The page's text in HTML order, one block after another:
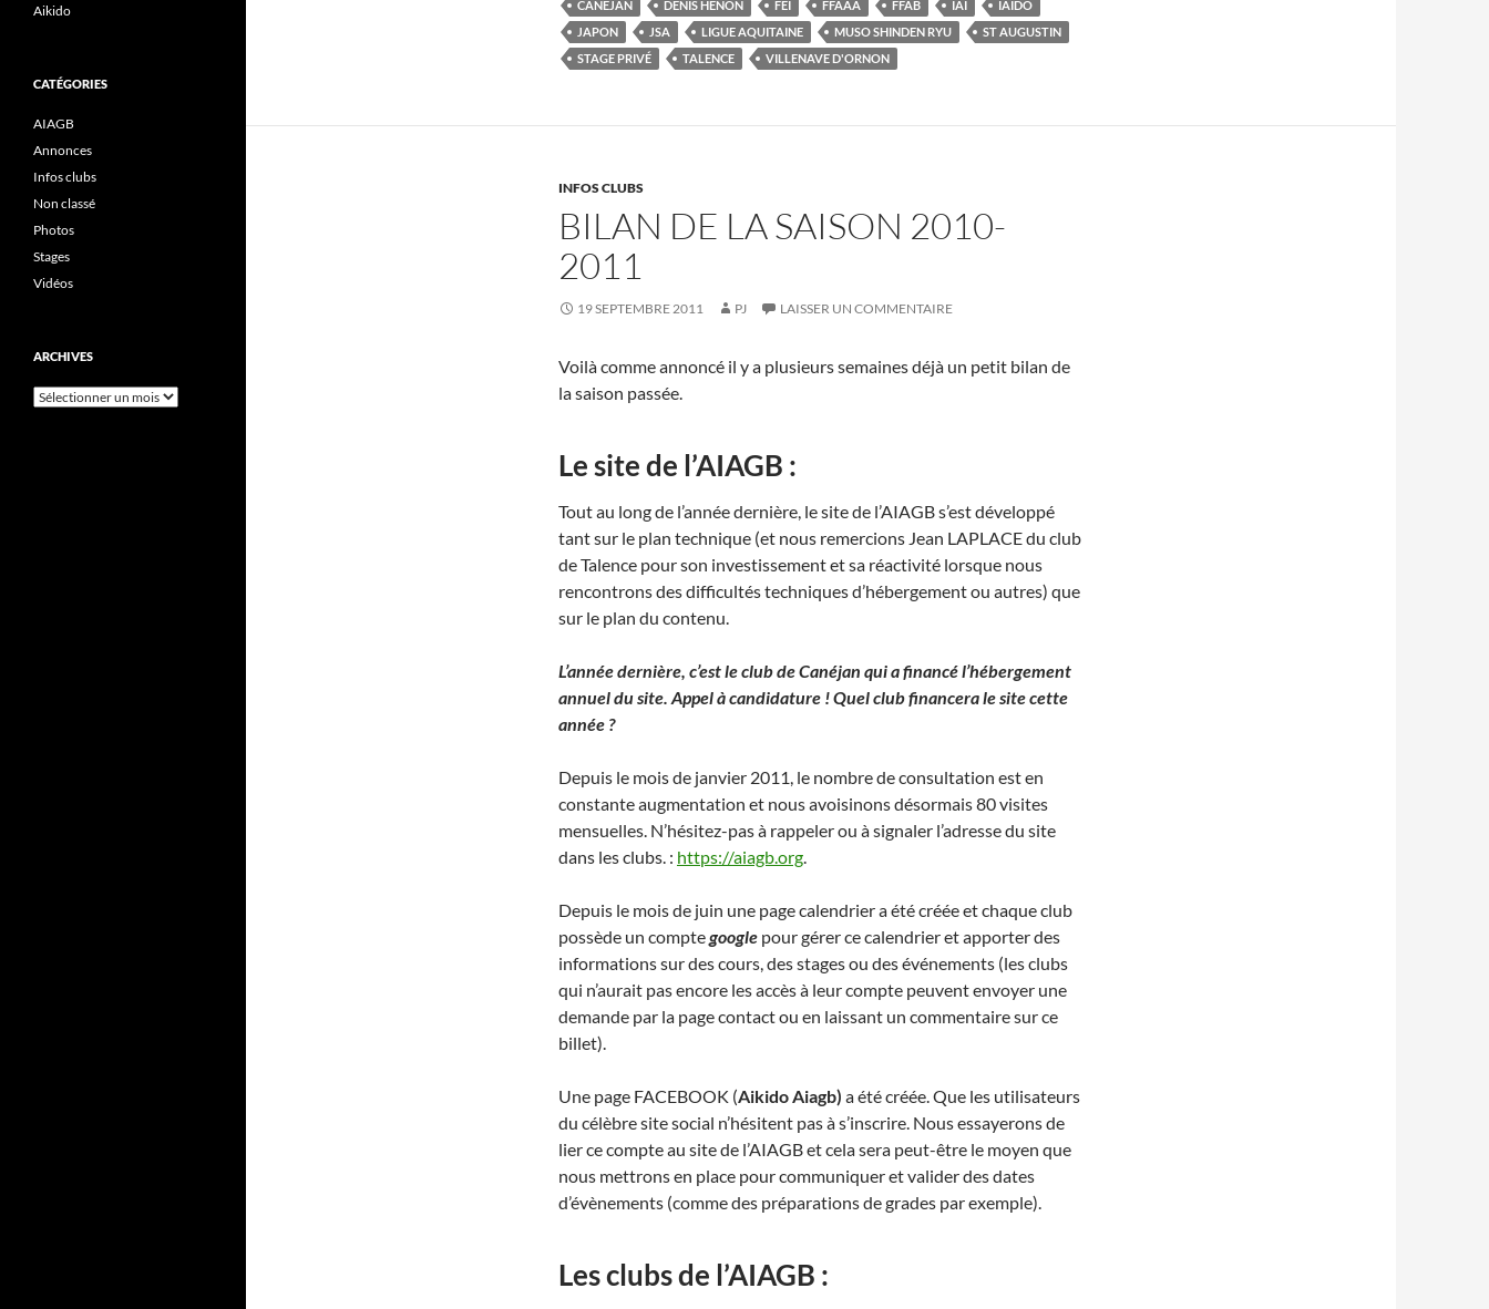
CANÉJAN DENIS HENON FEI FFAAA FFAB IAI
IAIDO
JAPON
JSA LIGUE AQUITAINE MUSO SHINDEN RYU
ST AUGUSTIN
STAGE PRIVÉ
TALENCE VILLENAVE D'ORNON
INFOS CLUBS
BILAN DE LA SAISON 2010-
2011
19 SEPTEMBRE 2011 PJ LAISSER UN COMMENTAIRE
Voilà comme annoncé il y a plusieurs semaines déjà un petit bilan de
la saison passée.
Le site de l’AIAGB :
Tout au long de l’année dernière, le site de l’AIAGB s’est développé
tant sur le plan technique (et nous remercions Jean LAPLACE du club
de Talence pour son investissement et sa réactivité lorsque nous
rencontrons des difficultés techniques d’hébergement ou autres) que
sur le plan du contenu.
L’année dernière, c’est le club de Canéjan qui a financé l’hébergement
annuel du site. Appel à candidature ! Quel club financera le site cette
année ?
Depuis le mois de janvier 2011, le nombre de consultation est en
constante augmentation et nous avoisinons désormais 80 visites
mensuelles. N’hésitez-pas à rappeler ou à signaler l’adresse du site
dans les clubs. : https://aiagb.org.
Depuis le mois de juin une page calendrier a été créée et chaque club
possède un comptegoogle pour gérer ce calendrier et apporter des
informations sur des cours, des stages ou des événements (les clubs
qui n’aurait pas encore les accès à leur compte peuvent envoyer une
demande par la page contact ou en laissant un commentaire sur ce
billet).
Une page FACEBOOK (Aikido Aiagb) a été créée. Que les utilisateurs
du célèbre site social n’hésitent pas à s’inscrire. Nous essayerons de
lier ce compte au site de l’AIAGB et cela sera peut-être le moyen que
nous mettrons en place pour communiquer et valider des dates
d’évènements (comme des préparations de grades par exemple).
Les clubs de l’AIAGB :
Aikido
CATÉGORIES
AIAGB
Annonces
Infos clubs
Non classé
Photos
Stages
Vidéos
ARCHIVES
Archives